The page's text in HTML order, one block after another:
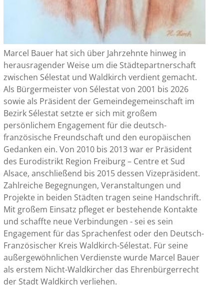
Marcel Bauer hat sich über Jahrzehnte hinweg in
herausragender Weise um die Städtepartnerschaft
zwischen Sélestat und Waldkirch verdient gemacht.
Als Bürgermeister von Sélestat von 2001 bis 2026
sowie als Präsident der Gemeindegemeinschaft im
Bezirk Sélestat setzte er sich mit großem
persönlichem Engagement für die deutsch-
französische Freundschaft und den europäischen
Gedanken ein. Von 2010 bis 2013 war er Präsident
des Eurodistrikt Region Freiburg – Centre et Sud
Alsace, anschließend bis 2015 dessen Vizepräsident.
Zahlreiche Begegnungen, Veranstaltungen und
Projekte in beiden Städten tragen seine Handschrift.
Mit großem Einsatz pfleget er bestehende Kontakte
und schaffte neue Verbindungen - sei es sein
Engagement für das Sprachenfest oder den Deutsch-
Französischer Kreis Waldkirch-Sélestat. Für seine
außergewöhnlichen Verdienste wurde Marcel Bauer
als erstem Nicht-Waldkircher das Ehrenbürgerrecht
der Stadt Waldkirch verliehen.